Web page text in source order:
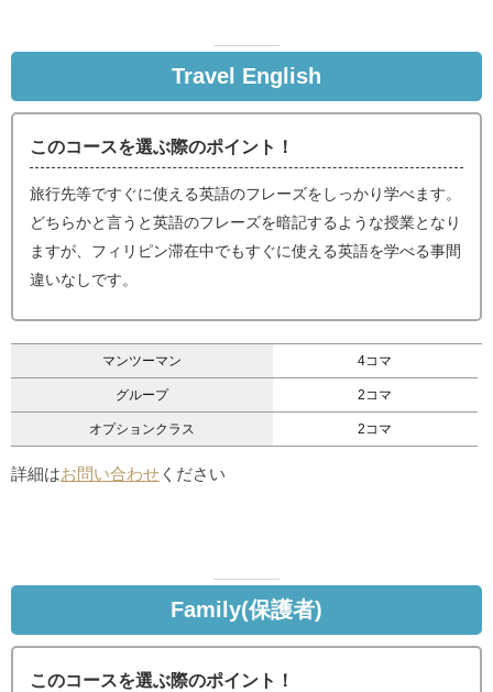
Travel English
このコースを選ぶ際のポイント！
旅行先等ですぐに使える英語のフレーズをしっかり学べます。
どちらかと言うと英語のフレーズを暗記するような授業となり
ますが、フィリピン滞在中でもすぐに使える英語を学べる事間
違いなしです。
マンツーマン 4コマ
グループ 2コマ
オプションクラス 2コマ
詳細はお問い合わせ ください
Family(保護者)
このコースを選ぶ際のポイント！